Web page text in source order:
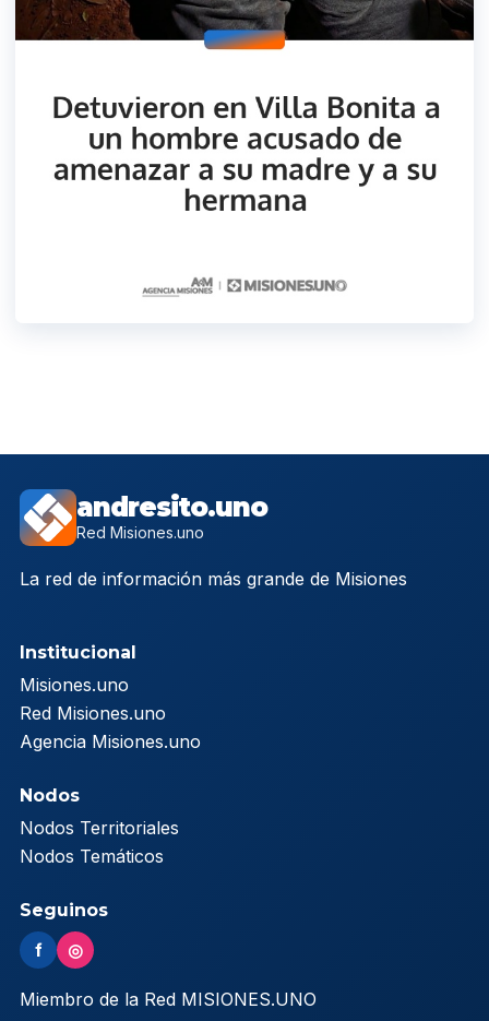
andresito.uno
Red Misiones.uno
La red de información más grande de Misiones
Institucional
Misiones.uno
Red Misiones.uno
Agencia Misiones.uno
Nodos
Nodos Territoriales
Nodos Temáticos
Seguinos
f ◎
Miembro de la Red MISIONES.UNO